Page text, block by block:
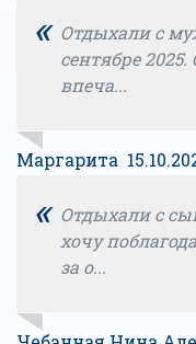
« Отдыхали с
сентябре
впеча...
Маргарита
« Отдыхали с
хочу
за о...